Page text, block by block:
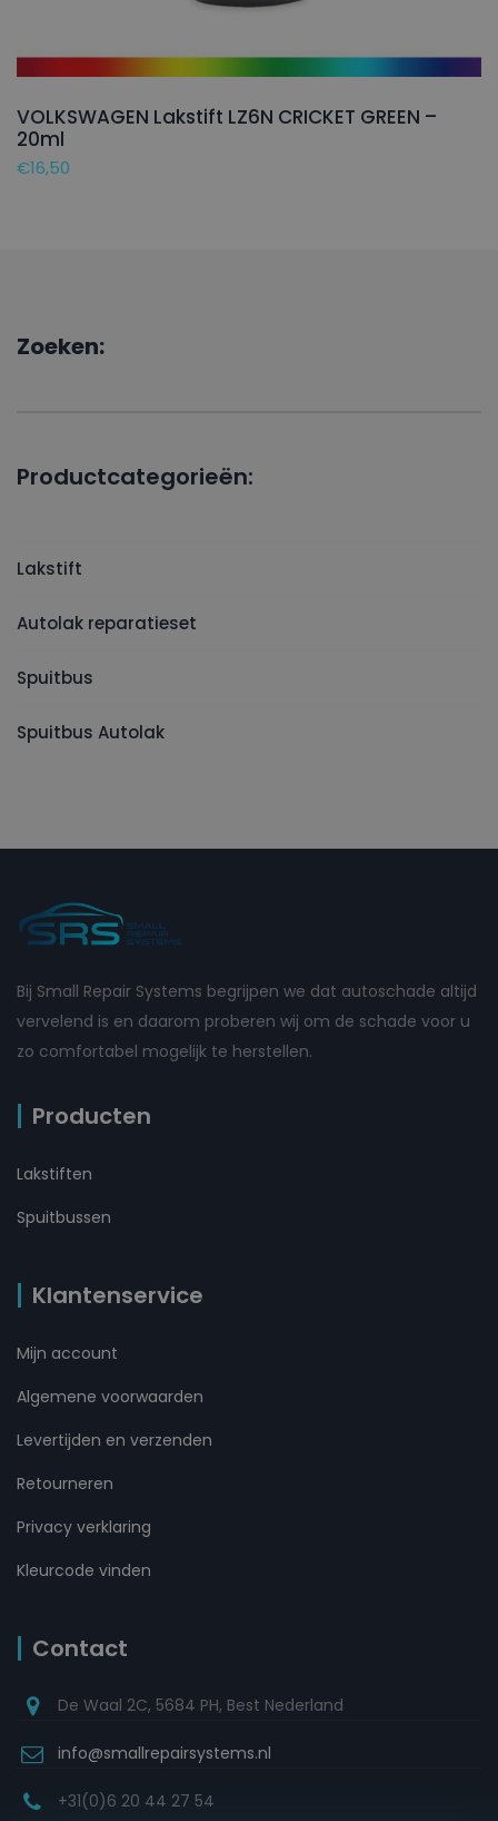
VOLKSWAGEN Lakstift LZ6N CRICKET GREEN –
20ml
€16,50
Zoeken:
Productcategorieën:
Lakstift
Autolak reparatieset
Spuitbus
Spuitbus Autolak
Bij Small Repair Systems begrijpen we dat autoschade altijd
vervelend is en daarom proberen wij om de schade voor u
zo comfortabel mogelijk te herstellen.
Producten
Lakstiften
Spuitbussen
Klantenservice
Mijn account
Algemene voorwaarden
Levertijden en verzenden
Retourneren
Privacy verklaring
Kleurcode vinden
Contact
De Waal 2C, 5684 PH, Best Nederland
info@smallrepairsystems.nl
+31(0)6 20 44 27 54